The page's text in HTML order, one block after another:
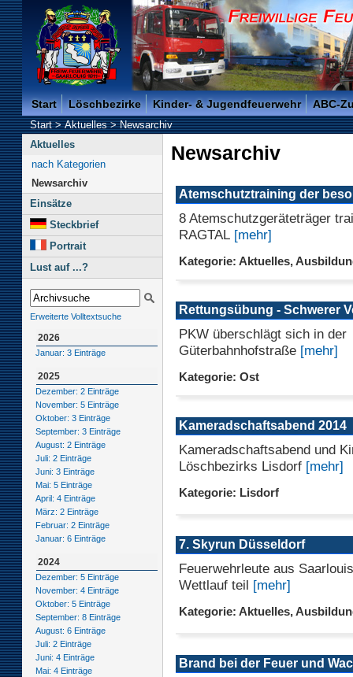
Freiwillige Feuerwehr der Kreisstadt Saarlouis -
Start Löschbezirke Kinder- & Jugendfeuerwehr ABC-
Start>Aktuelles>Newsarchiv
Aktuelles
nach Kategorien
Newsarchiv
Einsätze
Steckbrief
Portrait
Lust auf ...?
Erweiterte Volltextsuche
2026
Januar: 3 Einträge
2025
Dezember: 2 Einträge
November: 5 Einträge
Oktober: 3 Einträge
September: 3 Einträge
August: 2 Einträge
Juli: 2 Einträge
Juni: 3 Einträge
Mai: 5 Einträge
April: 4 Einträge
März: 2 Einträge
Februar: 2 Einträge
Januar: 6 Einträge
2024
Dezember: 5 Einträge
November: 4 Einträge
Oktober: 5 Einträge
September: 8 Einträge
August: 6 Einträge
Juli: 2 Einträge
Juni: 4 Einträge
Mai: 4 Einträge
Newsarchiv
Atemschutztraining der
8 Atemschutzgeräteträger
RAGTAL [mehr]
Kategorie: Aktuelles,
Rettungsübung - Schwerer
PKW überschlägt sich in der
Güterbahnhofstraße [mehr]
Kategorie: Ost
Kameradschaftsabend 2014
Kameradschaftsabend und
Löschbezirks Lisdorf [mehr]
Kategorie: Lisdorf
7. Skyrun Düsseldorf
Feuerwehrleute aus
Wettlauf teil [mehr]
Kategorie: Aktuelles,
Brand bei der Feuer und